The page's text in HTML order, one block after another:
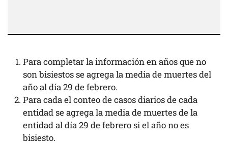
Para completar la información en años que no
son bisiestos se agrega la media de muertes del
año al día 29 de febrero.
Para cada el conteo de casos diarios de cada
entidad se agrega la media de muertes de la
entidad al día 29 de febrero si el año no es
bisiesto.